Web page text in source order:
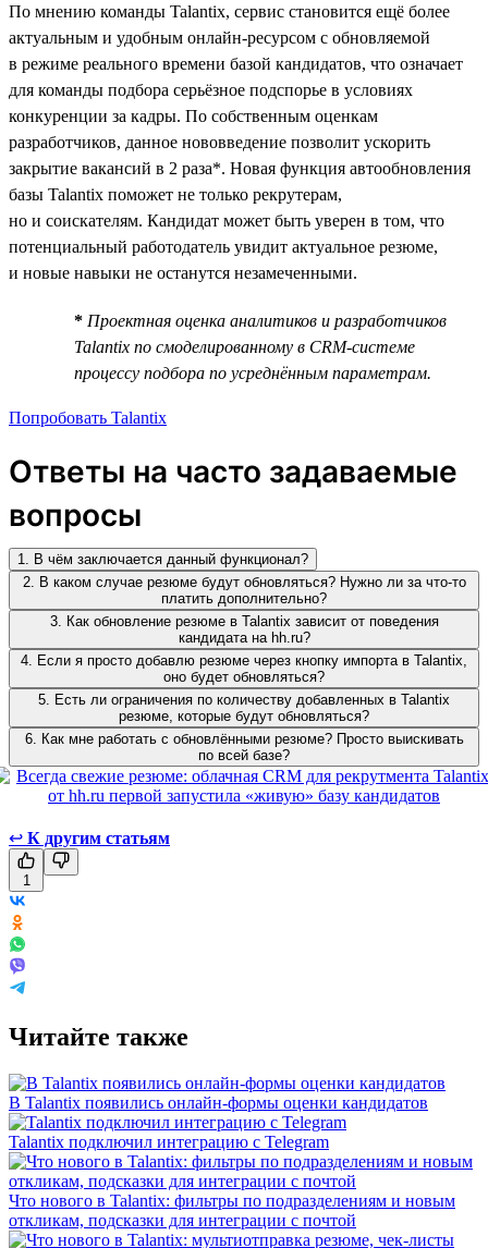
По мнению команды Talantix, сервис становится ещё более
актуальным и удобным онлайн-ресурсом с обновляемой
в режиме реального времени базой кандидатов, что означает
для команды подбора серьёзное подспорье в условиях
конкуренции за кадры. По собственным оценкам
разработчиков, данное нововведение позволит ускорить
закрытие вакансий в 2 раза*. Новая функция автообновления
базы Talantix поможет не только рекрутерам,
но и соискателям. Кандидат может быть уверен в том, что
потенциальный работодатель увидит актуальное резюме,
и новые навыки не останутся незамеченными.
* Проектная оценка аналитиков и разработчиков
Talantix по смоделированному в CRM-системе
процессу подбора по усреднённым параметрам.
Попробовать Talantix
Ответы на часто задаваемые
вопросы
1. В чём заключается данный функционал?
2. В каком случае резюме будут обновляться? Нужно ли за что-то
платить дополнительно?
3. Как обновление резюме в Talantix зависит от поведения
кандидата на hh.ru?
4. Если я просто добавлю резюме через кнопку импорта в Talantix,
оно будет обновляться?
5. Есть ли ограничения по количеству добавленных в Talantix
резюме, которые будут обновляться?
6. Как мне работать с обновлёнными резюме? Просто выискивать
по всей базе?
↩ К другим статьям
1
Читайте также
В Talantix появились онлайн-формы оценки кандидатов
Talantix подключил интеграцию с Telegram
Что нового в Talantix: фильтры по подразделениям и новым
откликам, подсказки для интеграции с почтой